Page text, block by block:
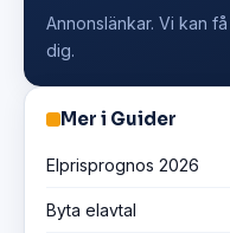
Annonslänkar. Vi kan
dig.
Mer i Guider
Elprisprognos 2026
Byta elavtal